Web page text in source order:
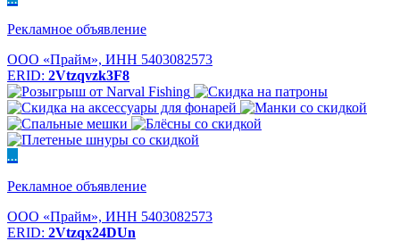
Рекламное объявление
ООО «Прайм», ИНН 5403082573
ERID: 2Vtzqvzk3F8
...
Рекламное объявление
ООО «Прайм», ИНН 5403082573
ERID: 2Vtzqx24DUn